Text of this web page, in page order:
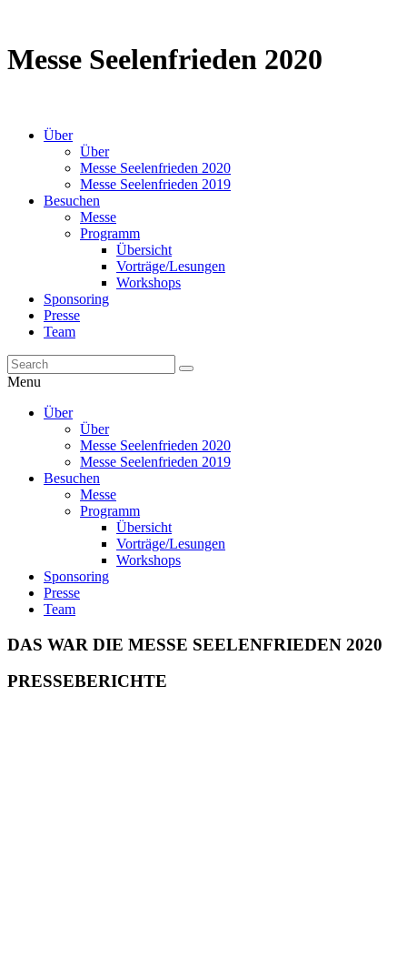
Messe Seelenfrieden 2020
Über
Über
Messe Seelenfrieden 2020
Messe Seelenfrieden 2019
Besuchen
Messe
Programm
Übersicht
Vorträge/Lesungen
Workshops
Sponsoring
Presse
Team
Menu
Über
Über
Messe Seelenfrieden 2020
Messe Seelenfrieden 2019
Besuchen
Messe
Programm
Übersicht
Vorträge/Lesungen
Workshops
Sponsoring
Presse
Team
DAS WAR DIE MESSE SEELENFRIEDEN 2020
PRESSEBERICHTE